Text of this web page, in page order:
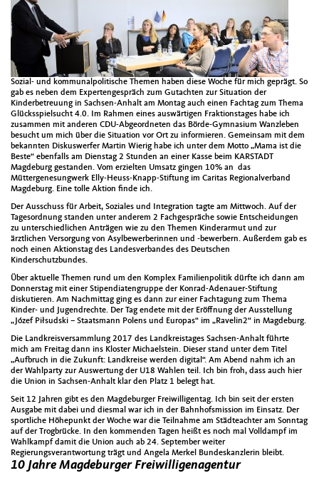
Sozial- und kommunalpolitische Themen haben diese Woche für mich geprägt. So
gab es neben dem Expertengespräch zum Gutachten zur Situation der
Kinderbetreuung in Sachsen-Anhalt am Montag auch einen Fachtag zum Thema
Glücksspielsucht 4.0. Im Rahmen eines auswärtigen Fraktionstages habe ich
zusammen mit anderen CDU-Abgeordneten das Börde-Gymnasium Wanzleben
besucht um mich über die Situation vor Ort zu informieren. Gemeinsam mit dem
bekannten Diskuswerfer Martin Wierig habe ich unter dem Motto „Mama ist die
Beste“ ebenfalls am Dienstag 2 Stunden an einer Kasse beim KARSTADT
Magdeburg gestanden. Vom erzielten Umsatz gingen 10% an das
Müttergenesungwerk Elly-Heuss-Knapp-Stiftung im Caritas Regionalverband
Magdeburg. Eine tolle Aktion finde ich.
Der Ausschuss für Arbeit, Soziales und Integration tagte am Mittwoch. Auf der
Tagesordnung standen unter anderem 2 Fachgespräche sowie Entscheidungen
zu unterschiedlichen Anträgen wie zu den Themen Kinderarmut und zur
ärztlichen Versorgung von Asylbewerberinnen und -bewerbern. Außerdem gab es
noch einen Aktionstag des Landesverbandes des Deutschen
Kinderschutzbundes.
Über aktuelle Themen rund um den Komplex Familienpolitik dürfte ich dann am
Donnerstag mit einer Stipendiatengruppe der Konrad-Adenauer-Stiftung
diskutieren. Am Nachmittag ging es dann zur einer Fachtagung zum Thema
Kinder- und Jugendrechte. Der Tag endete mit der Eröffnung der Ausstellung
„Józef Piłsudski – Staatsmann Polens und Europas“ im „Ravelin2“ in Magdeburg.
Die Landkreisversammlung 2017 des Landkreistages Sachsen-Anhalt führte
mich am Freitag dann ins Kloster Michaelstein. Dieser stand unter dem Titel
„Aufbruch in die Zukunft: Landkreise werden digital“. Am Abend nahm ich an
der Wahlparty zur Auswertung der U18 Wahlen teil. Ich bin froh, dass auch hier
die Union in Sachsen-Anhalt klar den Platz 1 belegt hat.
Seit 12 Jahren gibt es den Magdeburger Freiwilligentag. Ich bin seit der ersten
Ausgabe mit dabei und diesmal war ich in der Bahnhofsmission im Einsatz. Der
sportliche Höhepunkt der Woche war die Teilnahme am Städteachter am Sonntag
auf der Trogbrücke. In den kommenden Tagen heißt es noch mal Volldampf im
Wahlkampf damit die Union auch ab 24. September weiter
Regierungsverantwortung trägt und Angela Merkel Bundeskanzlerin bleibt.
10 Jahre Magdeburger Freiwilligenagentur